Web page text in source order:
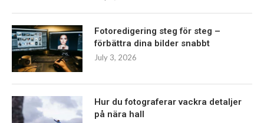
Fotoredigering steg för steg –
förbättra dina bilder snabbt
July 3, 2026
Hur du fotograferar vackra detaljer
på nära hall